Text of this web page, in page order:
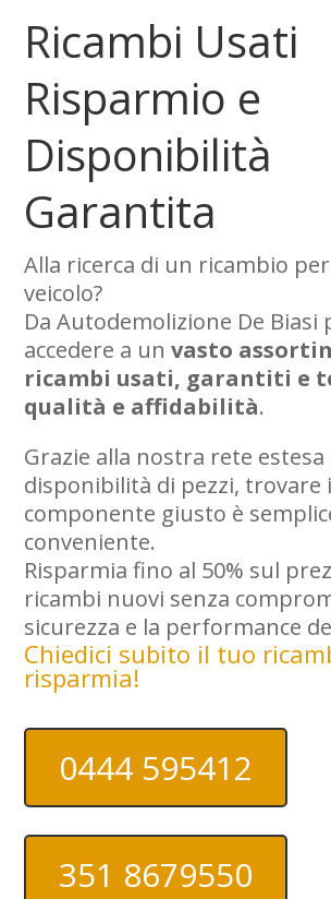
Ricambi Usati
Risparmio e
Disponibilità
Garantita
Alla ricerca di un ricambio
veicolo?
Da Autodemolizione De Biasi
accedere a unvasto
ricambi usati, garantiti e
qualità e affidabilità.
Grazie alla nostra rete estesa
disponibilità di pezzi, trovare
componente giusto è
conveniente.
Risparmia fino al 50% sul
ricambi nuovi senza
sicurezza e la performance
Chiedici subito il tuo
risparmia!
0444 595412
351 8679550